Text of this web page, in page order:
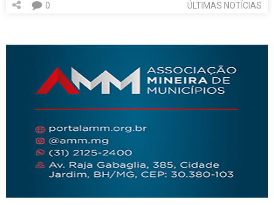
ÚLTIMAS NOTÍCIAS
0